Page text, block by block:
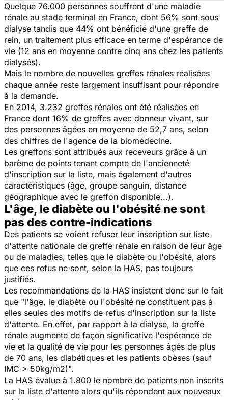
Quelque 76.000 personnes souffrent d'une maladie
rénale au stade terminal en France, dont 56% sont sous
dialyse tandis que 44% ont bénéficié d'une greffe de
rein, un traitement plus efficace en terme d'espérance de
vie (12 ans en moyenne contre cinq ans chez les patients
dialysés).
Mais le nombre de nouvelles greffes rénales réalisées
chaque année reste largement insuffisant pour répondre
à la demande.
En 2014, 3.232 greffes rénales ont été réalisées en
France dont 16% de greffes avec donneur vivant, sur
des personnes âgées en moyenne de 52,7 ans, selon
des chiffres de l'agence de la biomédecine.
Les greffons sont attribués aux receveurs grâce à un
barème de points tenant compte de l'ancienneté
d'inscription sur la liste, mais également d'autres
caractéristiques (âge, groupe sanguin, distance
géographique avec le greffon disponible...).
L'âge, le diabète ou l'obésité ne sont
pas des contre-indications
Des patients se voient refuser leur inscription sur liste
d'attente nationale de greffe rénale en raison de leur âge
ou de maladies, telles que le diabète ou l'obésité, alors
que ces refus ne sont, selon la HAS, pas toujours
justifiés.
Les recommandations de la HAS insistent donc sur le fait
que "l'âge, le diabète ou l'obésité ne constituent pas à
elles seules des motifs de refus d'inscription sur la liste
d'attente. En effet, par rapport à la dialyse, la greffe
rénale augmente de façon significative l'espérance de
vie et la qualité de vie pour les personnes âgés de plus
de 70 ans, les diabétiques et les patients obèses (sauf
IMC > 50kg/m2)".
La HAS évalue à 1.800 le nombre de patients non inscrits
sur la liste d'attente alors qu'ils répondent aux nouveaux